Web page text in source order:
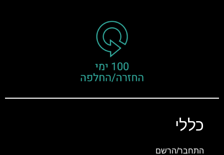
כללי
התחבר/הרשם